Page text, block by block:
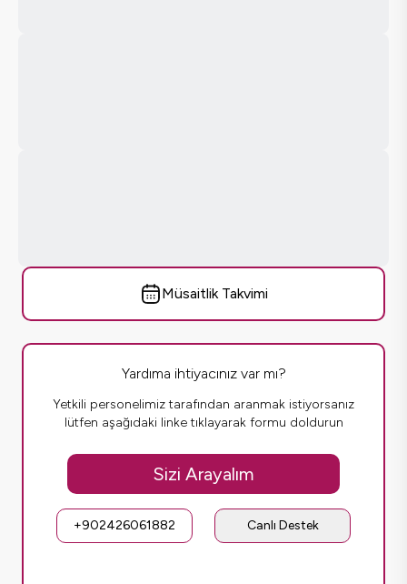
Müsaitlik Takvimi
Yardıma ihtiyacınız var mı?
Yetkili personelimiz tarafından aranmak istiyorsanız
lütfen aşağıdaki linke tıklayarak formu doldurun
Sizi Arayalım
+902426061882 Canlı Destek